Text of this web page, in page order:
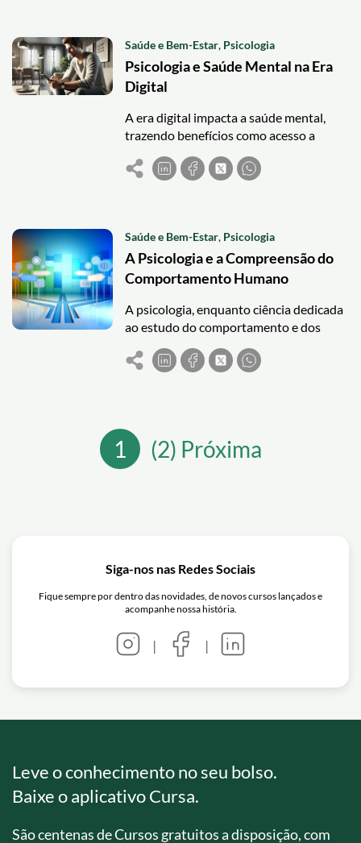
Saúde e Bem-Estar, Psicologia
Psicologia e Saúde Mental na Era
Digital
A era digital impacta a saúde mental,
trazendo benefícios como acesso a
recursos e apoio social, mas também
desafios como sobrecarga de
Saúde e Bem-Estar, Psicologia
A Psicologia e a Compreensão do
Comportamento Humano
A psicologia, enquanto ciência dedicada
ao estudo do comportamento e dos
processos mentais, desempenha um
papel crucial na compreensão dos
fundamental para preparar profissionais
capazes de interpretar e intervir nas
diversas facetas do comportamento
1 (2) Próxima
Siga-nos nas Redes Sociais
Fique sempre por dentro das novidades, de novos cursos lançados e
acompanhe nossa história.
| |
Leve o conhecimento no seu bolso.
Baixe o aplicativo Cursa.
São centenas de Cursos gratuitos a disposição, com